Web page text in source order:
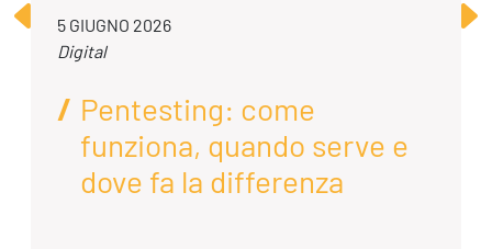
5 GIUGNO 2026
Digital
Pentesting: come
funziona, quando serve e
dove fa la differenza